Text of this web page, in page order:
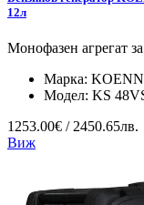
12л
Монофазен агрегат
Марка:
Модел: KS
1253.00€ / 2450.65лв.
Виж